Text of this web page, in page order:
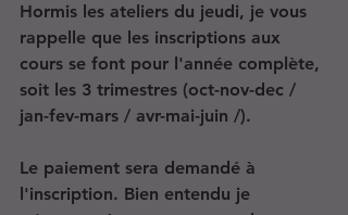
Hormis les ateliers du jeudi, je vous
rappelle que les inscriptions aux
cours se font pour l'année complète,
soit les 3 trimestres (oct-nov-dec /
jan-fev-mars / avr-mai-juin /).
Le paiement sera demandé à
l'inscription. Bien entendu je